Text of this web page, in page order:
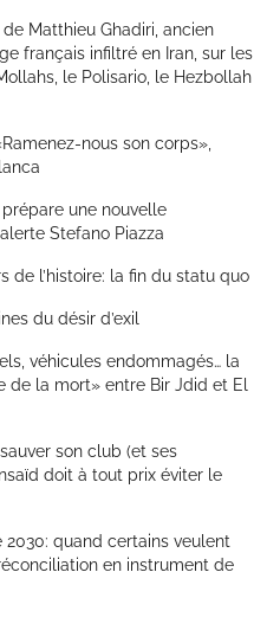
de Matthieu Ghadiri, ancien
français infiltré en Iran, sur les
le Polisario, le Hezbollah
nous son corps»,
une nouvelle
Stefano Piazza
de l’histoire: la fin du statu quo
du désir d’exil
véhicules endommagés… la
de la mort» entre Bir Jdid et El
son club (et ses
doit à tout prix éviter le
quand certains veulent
en instrument de